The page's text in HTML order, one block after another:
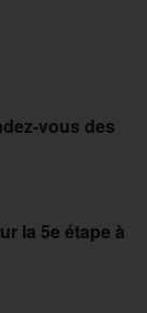
vous des
la 5e étape à